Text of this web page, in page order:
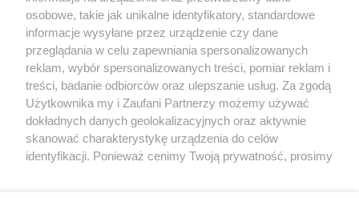
Regulamin konkursów
śniadaniówka "Hej
Szczecin! Jest piątek!"
Partnerzy
Praca Szczecin
osobowe, takie jak unikalne identyfikatory, standardowe
informacje wysyłane przez urządzenie czy dane
przeglądania w celu zapewniania spersonalizowanych
reklam, wybór spersonalizowanych treści, pomiar reklam i
treści, badanie odbiorców oraz ulepszanie usług. Za zgodą
Użytkownika my i Zaufani Partnerzy możemy używać
dokładnych danych geolokalizacyjnych oraz aktywnie
skanować charakterystykę urządzenia do celów
identyfikacji. Ponieważ cenimy Twoją prywatność, prosimy